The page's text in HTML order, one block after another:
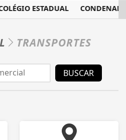
ESTADUAL CONDENADO
TRANSPORTES
BUSCAR